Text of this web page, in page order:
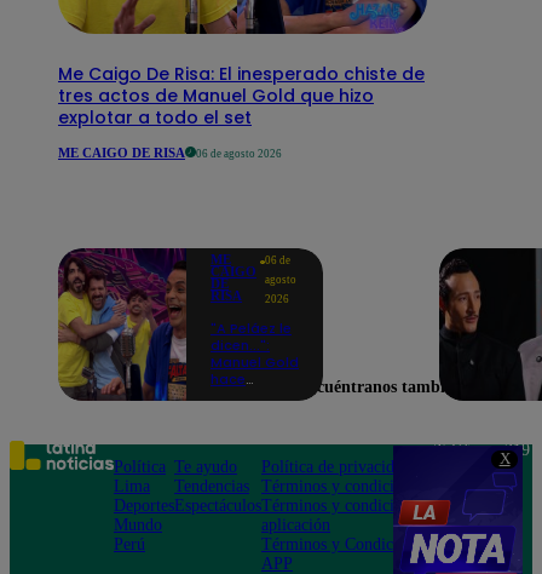
X
Me Caigo De Risa: El inesperado chiste de
tres actos de Manuel Gold que hizo
explotar a todo el set
ME CAIGO DE RISA 06 de agosto 2026
ME
CAIGO
DE
RISA
06 de
agosto
2026
"A Peláez le
dicen...":
Manuel Gold
hace
de contar el
chiste
Encuéntranos también en
Política
Lima
Deportes
Mundo
Perú
Te ayudo
Tendencias
Espectáculos
Política de privacidad
Términos y condiciones
Términos y condiciones
aplicación
Términos y Condiciones
APP
Teléfono: 219
Av. San
Felipe 968
Jesús María